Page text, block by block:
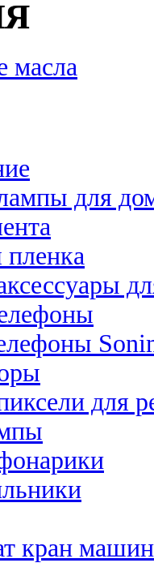
масла
для
для
кран